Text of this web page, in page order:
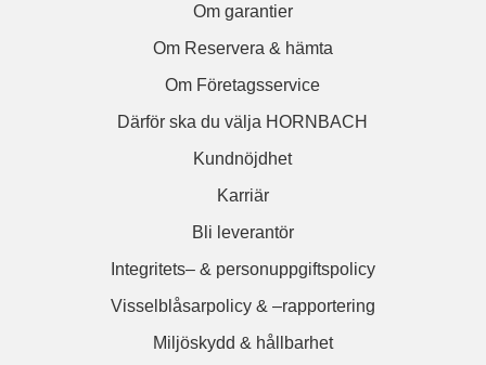
Om garantier
Om Reservera & hämta
Om Företagsservice
Därför ska du välja HORNBACH
Kundnöjdhet
Karriär
Bli leverantör
Integritets– & personuppgiftspolicy
Visselblåsarpolicy & –rapportering
Miljöskydd & hållbarhet